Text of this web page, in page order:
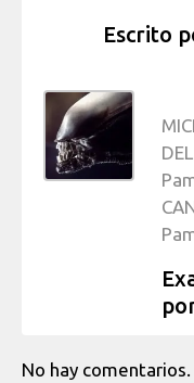
Escrito
No hay comentarios.